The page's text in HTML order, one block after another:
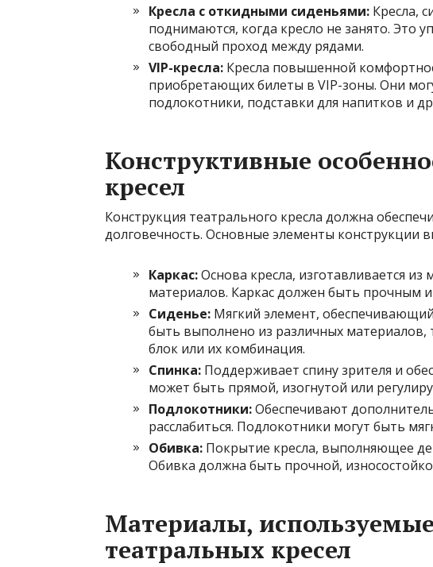
Кресла с откидными сиденьями: Кресла,
поднимаются, когда кресло не занято. Это
свободный проход между рядами.
VIP-кресла: Кресла повышенной
приобретающих билеты в VIP-зоны. Они
подлокотники, подставки для напитков и
Конструктивные
кресел
Конструкция театрального кресла должна
долговечность. Основные элементы конструкции
Каркас:Основа кресла, изготавливается
материалов. Каркас должен быть прочным
Сиденье: Мягкий элемент,
быть выполнено из различных
блок или их комбинация.
Спинка: Поддерживает спину зрителя и
может быть прямой, изогнутой или
Подлокотники:Обеспечивают
расслабиться. Подлокотники могут быть
Обивка: Покрытие кресла, выполняющее
Обивка должна быть прочной,
Материалы,
театральных кресел